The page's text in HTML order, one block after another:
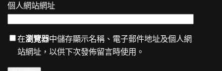
個人網站網址
在瀏覽器中儲存顯示名稱、電子郵件地址及個人網
站網址，以供下次發佈留言時使用。